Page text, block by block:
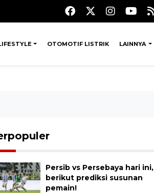
OTOMOTIF LISTRIK LAINNYA
Persib vs Persebaya hari ini,
berikut prediksi susunan
pemain!